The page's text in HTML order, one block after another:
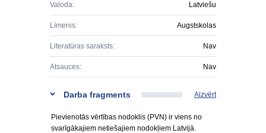
Valoda: Latviešu
Līmenis: Augstskolas
Literatūras saraksts: Nav
Atsauces: Nav
Darba fragments Aizvērt
Pievienotās vērtības nodoklis (PVN) ir viens no
svarīgākajiem netiešajiem nodokļiem Latvijā.